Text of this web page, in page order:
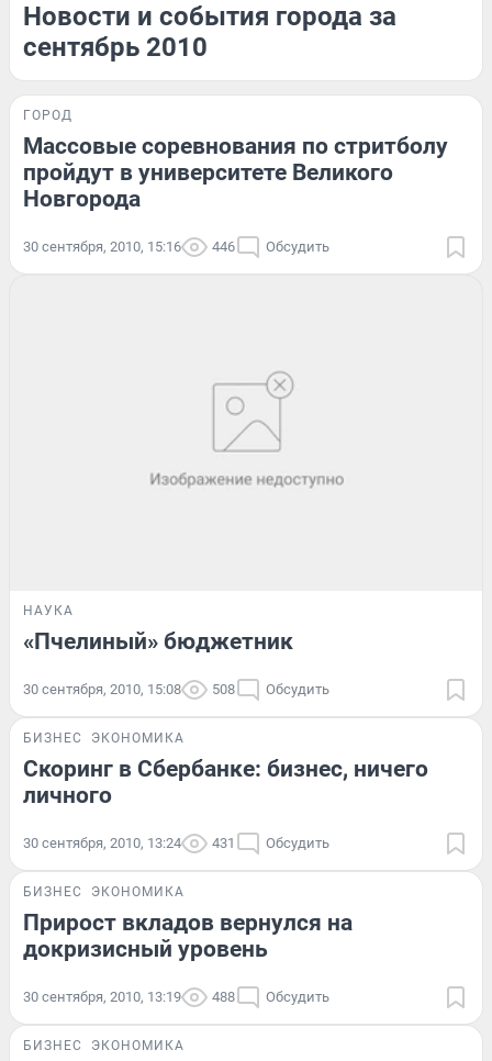
Новости и события города за
сентябрь 2010
ГОРОД
Массовые соревнования по стритболу
пройдут в университете Великого
Новгорода
30 сентября, 2010, 15:16 446 Обсудить
НАУКА
«Пчелиный» бюджетник
30 сентября, 2010, 15:08 508 Обсудить
БИЗНЕС ЭКОНОМИКА
Скоринг в Сбербанке: бизнес, ничего
личного
30 сентября, 2010, 13:24 431 Обсудить
БИЗНЕС ЭКОНОМИКА
Прирост вкладов вернулся на
докризисный уровень
30 сентября, 2010, 13:19 488 Обсудить
БИЗНЕС ЭКОНОМИКА